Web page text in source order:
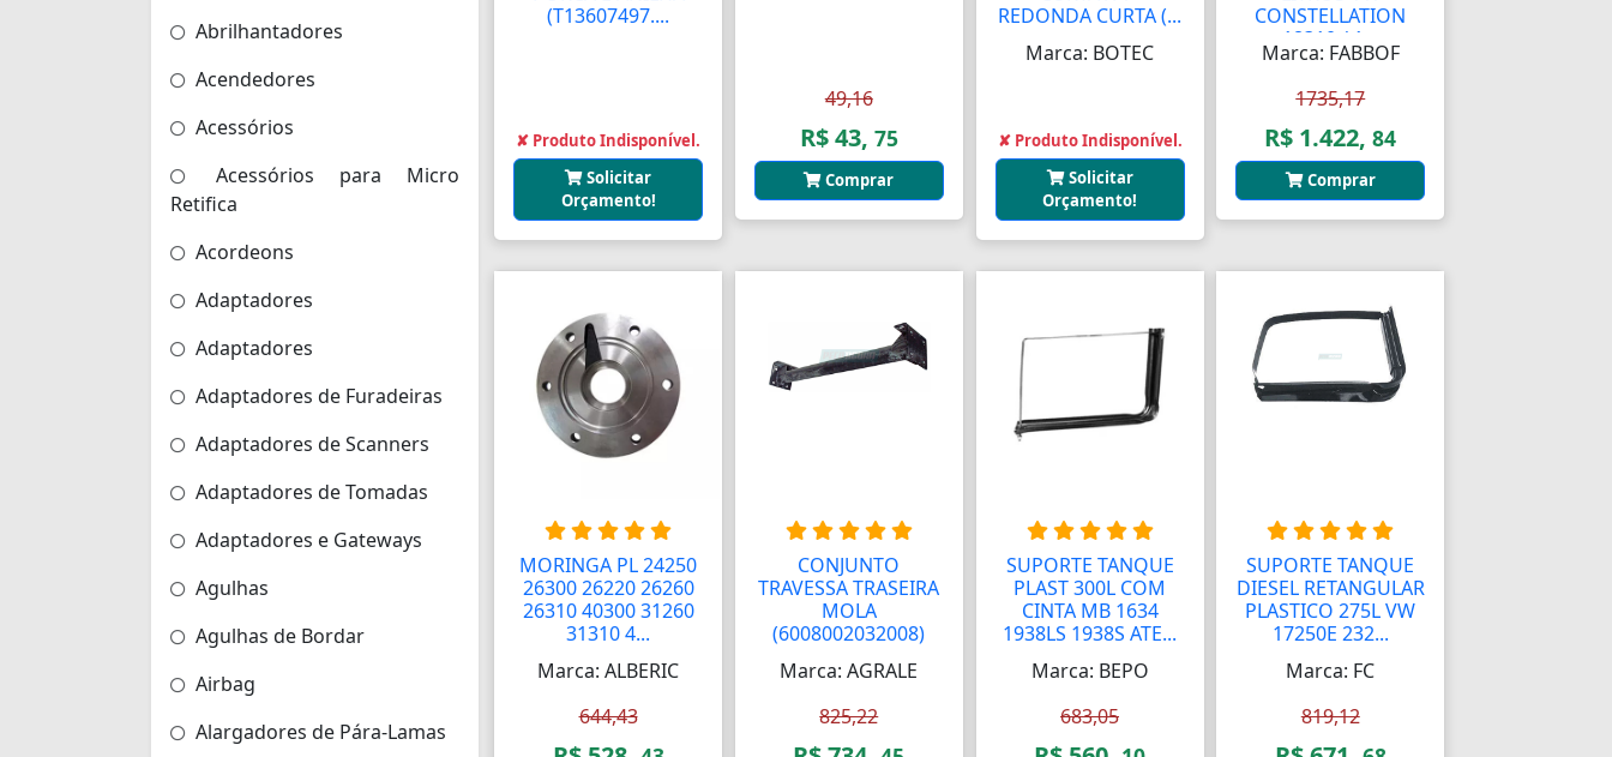
Abrilhantadores
Acendedores
Acessórios
Acessórios para Micro
Retifica
Acordeons
Adaptadores
Adaptadores
Adaptadores de Furadeiras
Adaptadores de Scanners
Adaptadores de Tomadas
Adaptadores e Gateways
Agulhas
Agulhas de Bordar
Airbag
Alargadores de Pára-Lamas
(T13607497....
✘ Produto Indisponível.
Solicitar
Orçamento!
49,16
R$ 43, 75
Comprar
REDONDA CURTA (...
Marca: BOTEC
✘ Produto Indisponível.
Solicitar
Orçamento!
CONSTELLATION
18310 / 1...
Marca: FABBOF
1735,17
R$ 1.422,84
Comprar
MORINGA PL 24250
26300 26220 26260
26310 40300 31260
31310 4...
Marca: ALBERIC
644,43
CONJUNTO
TRAVESSA TRASEIRA
MOLA
(6008002032008)
Marca: AGRALE
825,22
SUPORTE TANQUE
PLAST 300L COM
CINTA MB 1634
1938LS 1938S ATE...
Marca: BEPO
683,05
SUPORTE TANQUE
DIESEL RETANGULAR
PLASTICO 275L VW
17250E 232...
Marca: FC
819,12